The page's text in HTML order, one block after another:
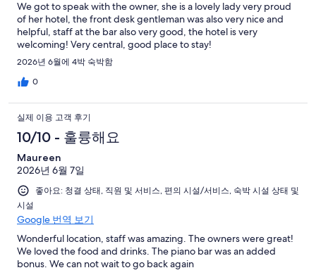
We got to speak with the owner, she is a lovely lady very proud
of her hotel, the front desk gentleman was also very nice and
helpful, staff at the bar also very good, the hotel is very
welcoming! Very central, good place to stay!
2026년 6월에 4박 숙박함
0
실제 이용 고객 후기
10/10 - 훌륭해요
Maureen
2026년 6월 7일
좋아요: 청결 상태, 직원 및 서비스, 편의 시설/서비스, 숙박 시설 상태 및
시설
Google 번역 보기
Wonderful location, staff was amazing. The owners were great!
We loved the food and drinks. The piano bar was an added
bonus. We can not wait to go back again